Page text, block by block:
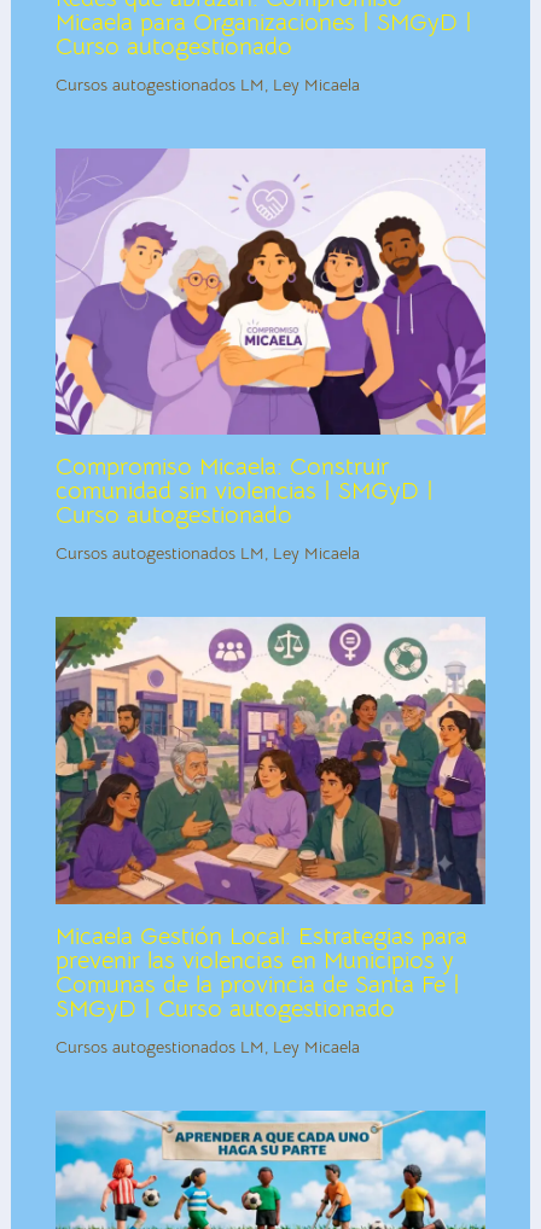
Micaela para Organizaciones | SMGyD |
Curso autogestionado
Cursos autogestionados LM Ley Micaela
Compromiso Micaela: Construir
comunidad sin violencias | SMGyD |
Curso autogestionado
Cursos autogestionados LM, Ley Micaela
Micaela Gestión Local: Estrategias para
prevenir las violencias en Municipios y
Comunas de la provincia de Santa Fe |
SMGyD | Curso autogestionado
Cursos autogestionados LM, Ley Micaela